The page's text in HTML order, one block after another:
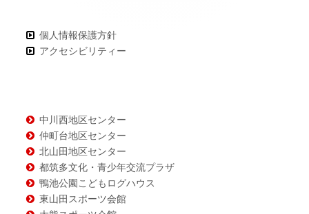
ン
テ
個人情報保護方針
アクセシビリティー
中川西地区センター
仲町台地区センター
北山田地区センター
都筑多文化・青少年交流プラザ
鴨池公園こどもログハウス
東山田スポーツ会館